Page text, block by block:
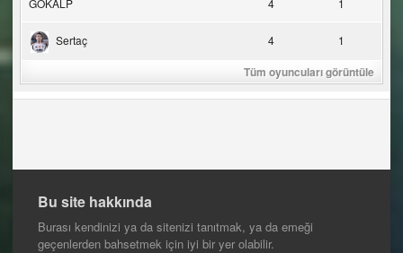
Sertaç 4 1
Tüm oyuncuları görüntüle
Bu site hakkında
Burası kendinizi ya da sitenizi tanıtmak, ya da emeği
geçenlerden bahsetmek için iyi bir yer olabilir.